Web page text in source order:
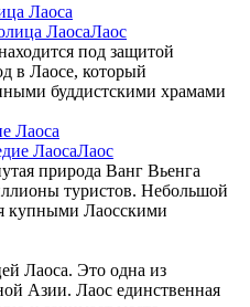
Лаоса
Лаос
под защитой
в Лаосе, который
буддистскими храмами
Лаоса
Лаос
природа Ванг Вьенга
туристов. Небольшой
купными Лаосскими
Лаоса. Это одна из
Азии. Лаос единственная